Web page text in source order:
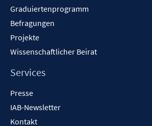
Graduiertenprogramm
Befragungen
Projekte
Wissenschaftlicher Beirat
Services
Presse
IAB-Newsletter
Kontakt